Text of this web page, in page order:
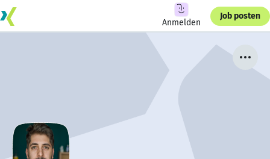
Anmelden
Job posten